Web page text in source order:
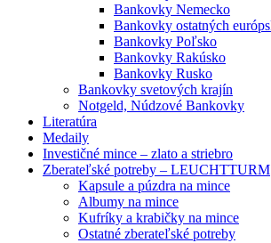
Bankovky Nemecko
Bankovky ostatných
Bankovky Poľsko
Bankovky Rakúsko
Bankovky Rusko
Bankovky svetových krajín
Notgeld, Núdzové Bankovky
Literatúra
Medaily
Investičné mince – zlato a striebro
Zberateľské potreby – LEUCHTTURM
Kapsule a púzdra na mince
Albumy na mince
Kufríky a krabičky na mince
Ostatné zberateľské potreby